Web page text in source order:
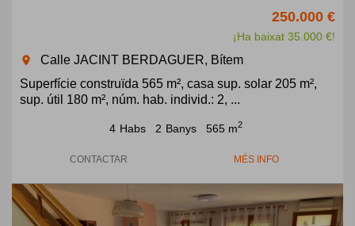
250.000 €
¡Ha baixat 35.000 €!
room
Calle JACINT BERDAGUER, Bítem
Superfície construïda 565 m², casa sup. solar 205 m²,
sup. útil 180 m², núm. hab. individ.: 2, ...
4 Habs 2 Banys 565 m2
CONTACTAR MÉS INFO
Previous Next